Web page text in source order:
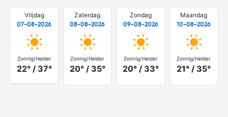
Vrijdag
07-08-2026
Zonnig/Helder
22° / 37°
Zaterdag
08-08-2026
Zonnig/Helder
20° / 35°
Zondag
09-08-2026
Zonnig/Helder
20° / 33°
Maandag
10-08-2026
Zonnig/Helder
21° / 35°